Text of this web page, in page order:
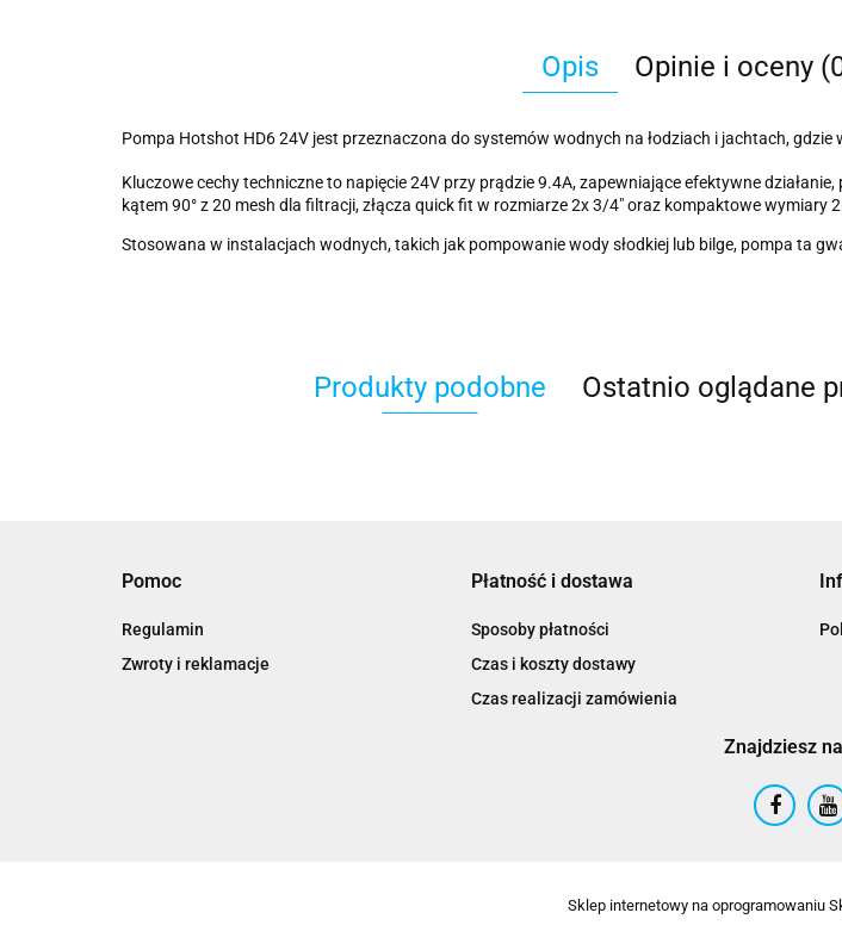
Opis Opinie i oceny
Pompa Hotshot HD6 24V jest przeznaczona do systemów wodnych na łodziach i jachtach,
Kluczowe cechy techniczne to napięcie 24V przy prądzie 9.4A, zapewniające efektywne
kątem 90° z 20 mesh dla filtracji, złącza quick fit w rozmiarze 2x 3/4" oraz kompaktowe wymiary
Stosowana w instalacjach wodnych, takich jak pompowanie wody słodkiej lub bilge, pompa ta
Produkty podobne Ostatnio oglądane
Pomoc
Regulamin
Zwroty i reklamacje
Płatność i dostawa
Sposoby płatności
Czas i koszty dostawy
Czas realizacji zamówienia
Znajdziesz
Sklep internetowy na oprogramowaniu